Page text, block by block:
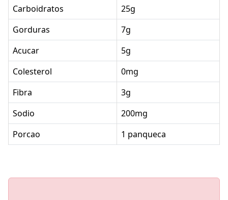
Carboidratos
25g
Gorduras
7g
Acucar
5g
Colesterol
0mg
Fibra
3g
Sodio
200mg
Porcao
1 panqueca